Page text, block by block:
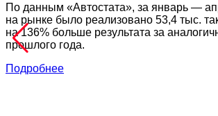
По данным «Автостата», за январь —
на рынке было реализовано 53,4 тыс.
на 136% больше результата за
прошлого года.
Подробнее